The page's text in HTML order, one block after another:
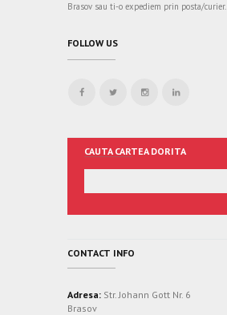
Brasov sau ti-o expediem prin posta/curier.
FOLLOW US
CAUTA CARTEA DORITA
CONTACT INFO
Adresa: Str. Johann Gott Nr. 6
Brasov